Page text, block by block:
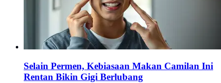
Selain Permen, Kebiasaan Makan Camilan Ini
Rentan Bikin Gigi Berlubang